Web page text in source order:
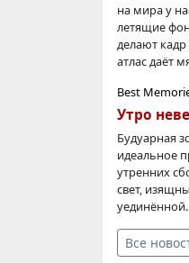
на мира у
летящие
делают
атлас даёт
Best
Утро
Будуарная
идеальное
утренних
свет,
Все